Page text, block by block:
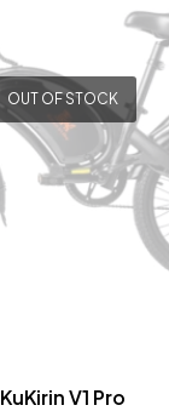
OUT OF STOCK
KuKirin V1 Pro